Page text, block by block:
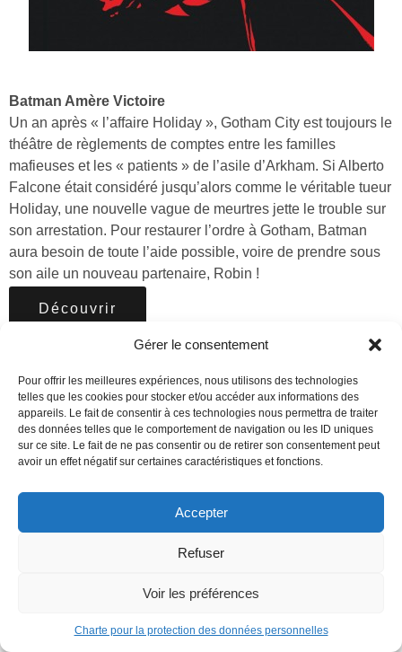
Gérer le consentement
Pour offrir les meilleures expériences, nous utilisons des technologies
telles que les cookies pour stocker et/ou accéder aux informations des
appareils. Le fait de consentir à ces technologies nous permettra de traiter
des données telles que le comportement de navigation ou les ID uniques
sur ce site. Le fait de ne pas consentir ou de retirer son consentement peut
avoir un effet négatif sur certaines caractéristiques et fonctions.
Accepter
Refuser
Voir les préférences
Charte pour la protection des données personnelles
Batman Amère Victoire
Un an après « l’affaire Holiday », Gotham City est toujours le
théâtre de règlements de comptes entre les familles
mafieuses et les « patients » de l’asile d’Arkham. Si Alberto
Falcone était considéré jusqu’alors comme le véritable tueur
Holiday, une nouvelle vague de meurtres jette le trouble sur
son arrestation. Pour restaurer l’ordre à Gotham, Batman
aura besoin de toute l’aide possible, voire de prendre sous
son aile un nouveau partenaire, Robin !
Découvrir